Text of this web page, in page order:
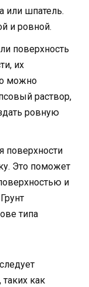
или шпатель.
и ровной.
поверхность
их
можно
раствор,
ровную
поверхности
Это поможет
и
типа
как